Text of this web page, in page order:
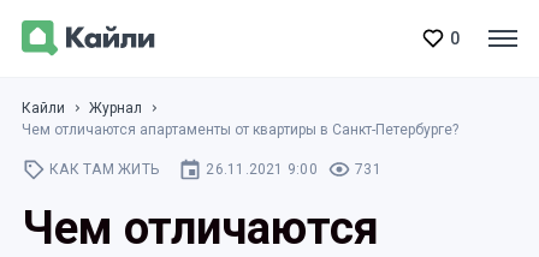
0
Кайли
Журнал
Чем отличаются апартаменты от квартиры в Санкт-Петербурге?
КАК ТАМ ЖИТЬ 26.11.2021 9:00 731
Чем отличаются